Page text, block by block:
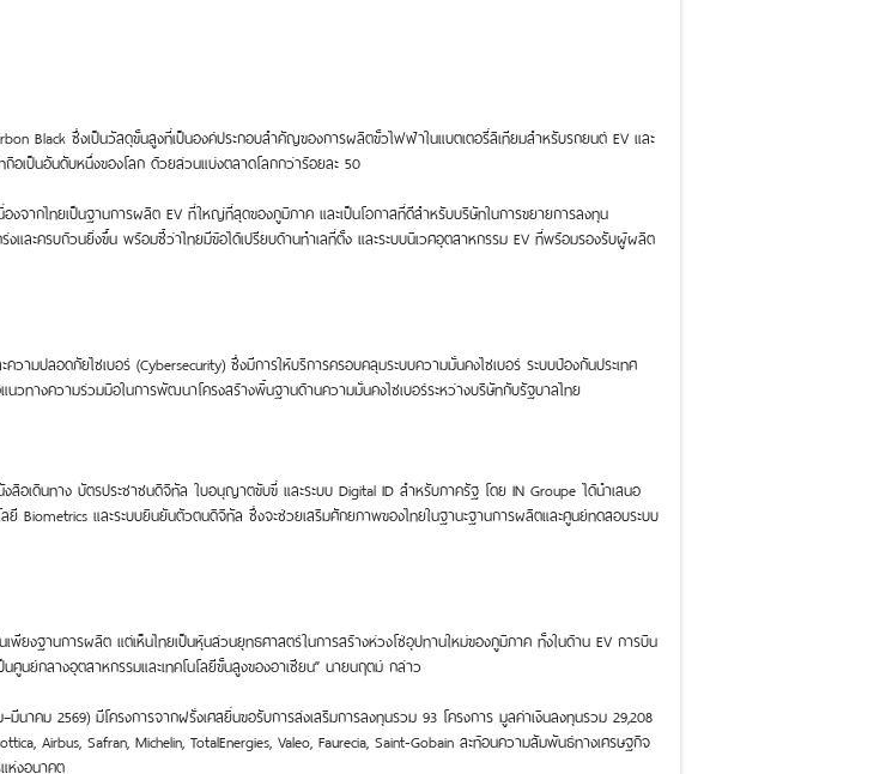
Black ซึ่งเป็นวัสดุขั้นสูงที่เป็นองค์ประกอบสำคัญของการผลิตขั้วไฟฟ้าในแบตเตอรี่ลิเทียมสำหรับรถยนต์ EV และ
อเป็นอันดับหนึ่งของโลก ด้วยส่วนแบ่งตลาดโลกกว่าร้อยละ 50
จากไทยเป็นฐานการผลิต EV ที่ใหญ่ที่สุดของภูมิภาค และเป็นโอกาสที่ดีสำหรับบริษัทในการขยายการลงทุน
งและครบถ้วนยิ่งขึ้น พร้อมชี้ว่าไทยมีข้อได้เปรียบด้านทำเลที่ตั้ง และระบบนิเวศอุตสาหกรรม EV ที่พร้อมรองรับผู้ผลิต
มปลอดภัยไซเบอร์ (Cybersecurity) ซึ่งมีการให้บริการครอบคลุมระบบความมั่นคงไซเบอร์ ระบบป้องกันประเทศ
วทางความร่วมมือในการพัฒนาโครงสร้างพื้นฐานด้านความมั่นคงไซเบอร์ระหว่างบริษัทกับรัฐบาลไทย
เดินทาง บัตรประชาชนดิจิทัล ใบอนุญาตขับขี่ และระบบ Digital ID สำหรับภาครัฐ โดย IN Groupe ได้นำเสนอ
Biometrics และระบบยืนยันตัวตนดิจิทัล ซึ่งจะช่วยเสริมศักยภาพของไทยในฐานะฐานการผลิตและศูนย์ทดสอบระบบ
พียงฐานการผลิต แต่เห็นไทยเป็นหุ้นส่วนยุทธศาสตร์ในการสร้างห่วงโซ่อุปทานใหม่ของภูมิภาค ทั้งในด้าน EV การบิน
นย์กลางอุตสาหกรรมและเทคโนโลยีขั้นสูงของอาเซียน” นายนฤตม์ กล่าว
นาคม 2569) มีโครงการจากฝรั่งเศสยื่นขอรับการส่งเสริมการลงทุนรวม 93 โครงการ มูลค่าเงินลงทุนรวม 29,208
Airbus, Safran, Michelin, TotalEnergies, Valeo, Faurecia, Saint-Gobain สะท้อนความสัมพันธ์ทางเศรษฐกิจ
ห่งอนาคต